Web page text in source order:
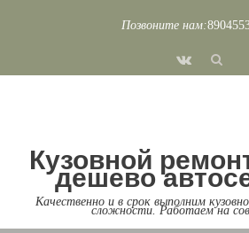
Позвоните нам:
fa-
Кузовной
дешево
Качественно и в срок выполним
сложности. Работаем на
*
*
*
* *
*
*
**